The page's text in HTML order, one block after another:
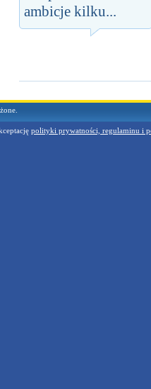
ambicje kilku...
polityki prywatności, regulaminu i